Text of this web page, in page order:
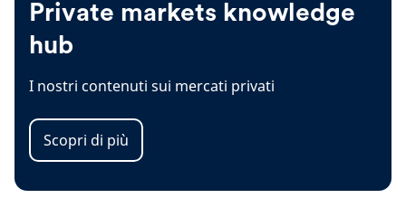
Private markets knowledge
hub
I nostri contenuti sui mercati privati
Scopri di più